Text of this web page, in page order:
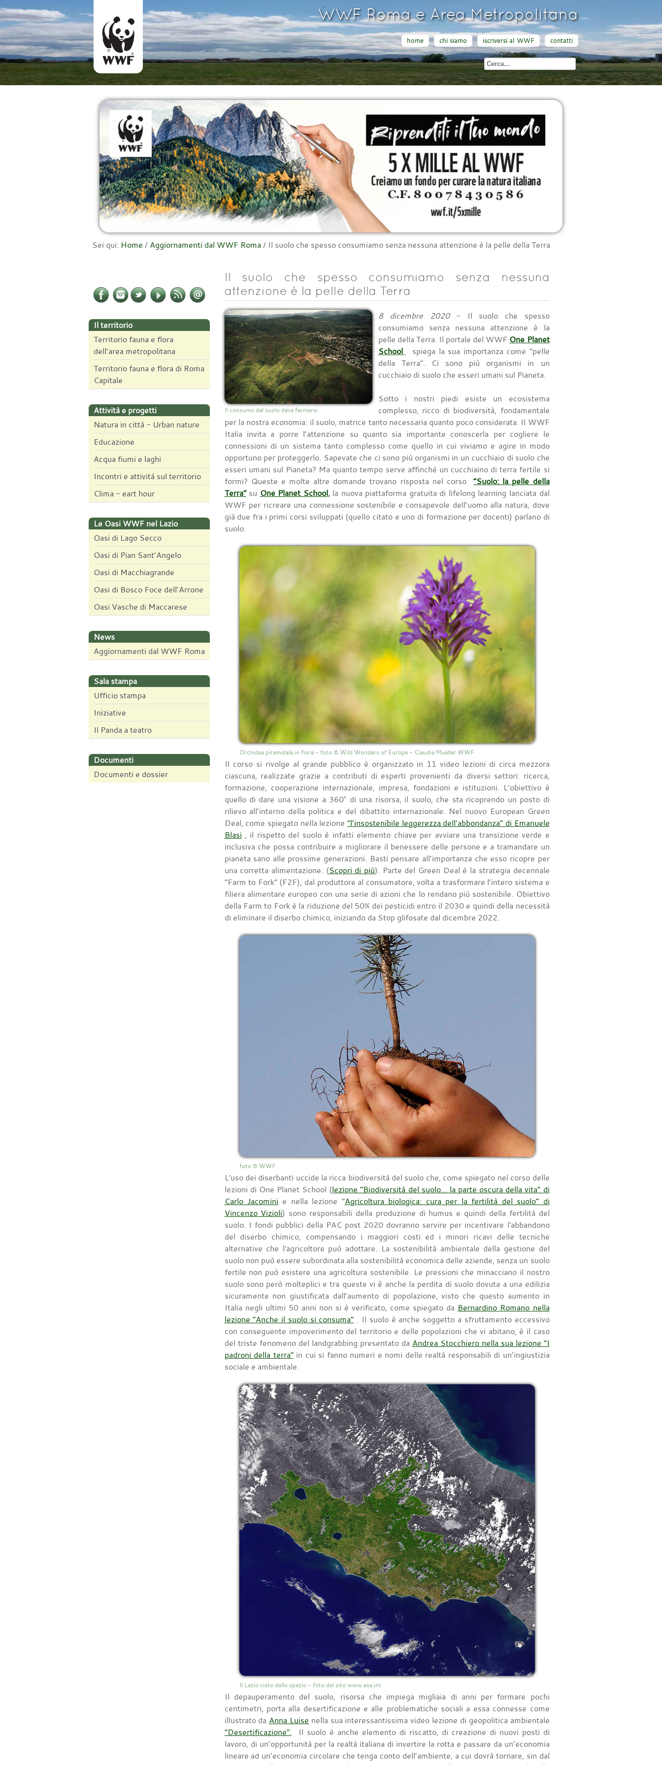
WWF Roma e Area Metropolitana
home chi siamo iscriversi al WWF contatti
Sei qui: Home / Aggiornamenti dal WWF Roma / Il suolo che spesso consumiamo senza nessuna attenzione è la pelle della Terra
Il territorio
Territorio fauna e flora
dell’area metropolitana
Territorio fauna e flora di Roma
Capitale
Attività e progetti
Natura in città - Urban nature
Educazione
Acqua fiumi e laghi
Incontri e attività sul territorio
Clima - eart hour
Le Oasi WWF nel Lazio
Oasi di Lago Secco
Oasi di Pian Sant’Angelo
Oasi di Macchiagrande
Oasi di Bosco Foce dell’Arrone
Oasi Vasche di Maccarese
News
Aggiornamenti dal WWF Roma
Sala stampa
Ufficio stampa
Iniziative
Il Panda a teatro
Documenti
Documenti e dossier
Il suolo che spesso consumiamo senza nessuna
attenzione è la pelle della Terra
Il consumo del suolo deve fermarsi
8 dicembre 2020- Il suolo che spesso
consumiamo senza nessuna attenzione è la
pelle della Terra. Il portale del WWF One Planet
School
spiega la sua importanza come “pelle
della Terra”. Ci sono più organismi in un
cucchiaio di suolo che esseri umani sul Pianeta.
Sotto i nostri piedi esiste un ecosistema
complesso, ricco di biodiversità, fondamentale
per la nostra economia: il suolo, matrice tanto necessaria quanto poco considerata. Il WWF
Italia invita a porre l’attenzione su quanto sia importante conoscerla per cogliere le
connessioni di un sistema tanto complesso come quello in cui viviamo e agire in modo
opportuno per proteggerlo. Sapevate che ci sono più organismi in un cucchiaio di suolo che
esseri umani sul Pianeta? Ma quanto tempo serve affinché un cucchiaino di terra fertile si
formi? Queste e molte altre domande trovano risposta nel corso“Suolo: la pelle della
Terra”su One Planet School,la nuova piattaforma gratuita di lifelong learning lanciata dal
WWF per ricreare una connessione sostenibile e consapevole dell’uomo alla natura, dove
già due fra i primi corsi sviluppati (quello citato e uno di formazione per docenti) parlano di
suolo.
Orchidea piramidale in fiore - foto © Wild Wonders of Europe - Claudia Mueller WWF
Il corso si rivolge al grande pubblico è organizzato in 11 video lezioni di circa mezzora
ciascuna, realizzate grazie a contributi di esperti provenienti da diversi settori: ricerca,
formazione, cooperazione internazionale, impresa, fondazioni e istituzioni. L’obiettivo è
quello di dare una visione a 360° di una risorsa, il suolo, che sta ricoprendo un posto di
rilievo all’interno della politica e del dibattito internazionale. Nel nuovo European Green
Deal, come spiegato nella lezione “l’insostenibile leggerezza dell’abbondanza” di Emanuele
Blasi , il rispetto del suolo è infatti elemento chiave per avviare una transizione verde e
inclusiva che possa contribuire a migliorare il benessere delle persone e a tramandare un
pianeta sano alle prossime generazioni. Basti pensare all’importanza che esso ricopre per
una corretta alimentazione. (Scopri di più). Parte del Green Deal è la strategia decennale
“Farm to Fork” (F2F), dal produttore al consumatore, volta a trasformare l’intero sistema e
filiera alimentare europeo con una serie di azioni che lo rendano più sostenibile. Obiettivo
della Farm to Fork è la riduzione del 50% dei pesticidi entro il 2030 e quindi della necessità
di eliminare il diserbo chimico, iniziando da Stop glifosate dal dicembre 2022.
foto © WWF
L'uso dei diserbanti uccide la ricca biodiversità del suolo che, come spiegato nel corso delle
lezioni di One Planet School (lezione “Biodiversità del suolo… la parte oscura della vita” di
Carlo Jacomini e nella lezione “Agricoltura biologica: cura per la fertilità del suolo” di
Vincenzo Vizioli) sono responsabili della produzione di humus e quindi della fertilità del
suolo. I fondi pubblici della PAC post 2020 dovranno servire per incentivare l'abbandono
del diserbo chimico, compensando i maggiori costi ed i minori ricavi delle tecniche
alternative che l'agricoltore può adottare. La sostenibilità ambientale della gestione del
suolo non può essere subordinata alla sostenibilità economica delle aziende, senza un suolo
fertile non può esistere una agricoltura sostenibile. Le pressioni che minacciano il nostro
suolo sono però molteplici e tra queste vi è anche la perdita di suolo dovuta a una edilizia
sicuramente non giustificata dall’aumento di popolazione, visto che questo aumento in
Italia negli ultimi 50 anni non si è verificato, come spiegato da Bernardino Romano nella
lezione “Anche il suolo si consuma” . Il suolo è anche soggetto a sfruttamento eccessivo
con conseguente impoverimento del territorio e delle popolazioni che vi abitano, è il caso
del triste fenomeno del landgrabbing presentato da Andrea Stocchiero nella sua lezione “I
padroni della terra”in cui si fanno numeri e nomi delle realtà responsabili di un’ingiustizia
sociale e ambientale.
Il Lazio visto dallo spazio - foto dal sito www.esa.int
Il depauperamento del suolo, risorsa che impiega migliaia di anni per formare pochi
centimetri, porta alla desertificazione e alle problematiche sociali a essa connesse come
illustrato da Anna Luise nella sua interessantissima video lezione di geopolitica ambientale
“Desertificazione”. Il suolo è anche elemento di riscatto, di creazione di nuovi posti di
lavoro, di un’opportunità per la realtà italiana di invertire la rotta e passare da un’economia
lineare ad un’economia circolare che tenga conto dell’ambiente, a cui dovrà tornare, sin dal